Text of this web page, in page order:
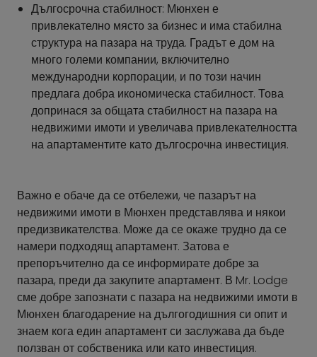
Дългосрочна стабилност: Мюнхен е
привлекателно място за бизнес и има стабилна
структура на пазара на труда. Градът е дом на
много големи компании, включително
международни корпорации, и по този начин
предлага добра икономическа стабилност. Това
допринася за общата стабилност на пазара на
недвижими имоти и увеличава привлекателността
на апартаментите като дългосрочна инвестиция.
Важно е обаче да се отбележи, че пазарът на
недвижими имоти в Мюнхен представлява и някои
предизвикателства. Може да се окаже трудно да се
намери подходящ апартамент. Затова е
препоръчително да се информирате добре за
пазара, преди да закупите апартамент. В Mr. Lodge
сме добре запознати с пазара на недвижими имоти в
Мюнхен благодарение на дългогодишния си опит и
знаем кога един апартамент си заслужава да бъде
ползван от собственика или като инвестиция.